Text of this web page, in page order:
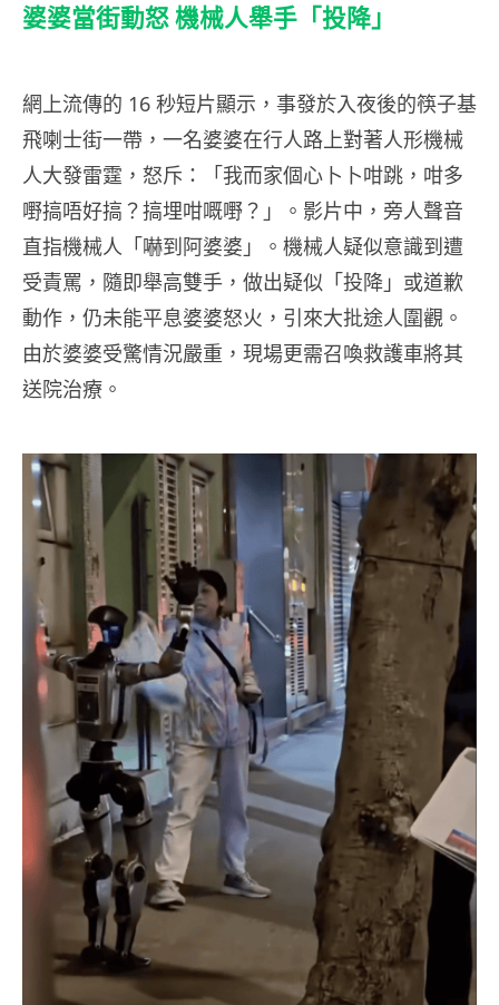
婆婆當街動怒 機械人舉手「投降」
網上流傳的 16 秒短片顯示，事發於入夜後的筷子基
飛喇士街一帶，一名婆婆在行人路上對著人形機械
人大發雷霆，怒斥：「我而家個心卜卜咁跳，咁多
嘢搞唔好搞？搞埋咁嘅嘢？」。影片中，旁人聲音
直指機械人「嚇到阿婆婆」。機械人疑似意識到遭
受責罵，隨即舉高雙手，做出疑似「投降」或道歉
動作，仍未能平息婆婆怒火，引來大批途人圍觀。
由於婆婆受驚情況嚴重，現場更需召喚救護車將其
送院治療。